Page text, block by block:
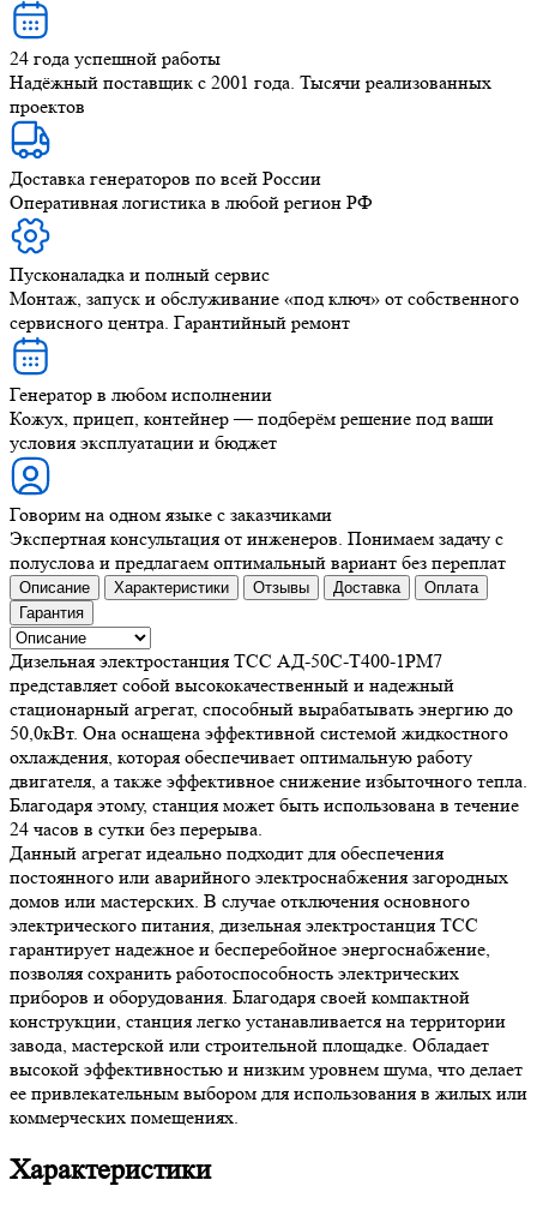
24 года успешной работы
Надёжный поставщик с 2001 года. Тысячи реализованных
проектов
Доставка генераторов по всей России
Оперативная логистика в любой регион РФ
Пусконаладка и полный сервис
Монтаж, запуск и обслуживание «под ключ» от собственного
сервисного центра. Гарантийный ремонт
Генератор в любом исполнении
Кожух, прицеп, контейнер — подберём решение под ваши
условия эксплуатации и бюджет
Говорим на одном языке с заказчиками
Экспертная консультация от инженеров. Понимаем задачу с
полуслова и предлагаем оптимальный вариант без переплат
Описание Характеристики Отзывы Доставка
Оплата
Гарантия
Дизельная электростанция ТСС АД-50С-Т400-1РМ7
представляет собой высококачественный и надежный
стационарный агрегат, способный вырабатывать энергию до
50,0кВт. Она оснащена эффективной системой жидкостного
охлаждения, которая обеспечивает оптимальную работу
двигателя, а также эффективное снижение избыточного тепла.
Благодаря этому, станция может быть использована в течение
24 часов в сутки без перерыва.
Данный агрегат идеально подходит для обеспечения
постоянного или аварийного электроснабжения загородных
домов или мастерских. В случае отключения основного
электрического питания, дизельная электростанция ТСС
гарантирует надежное и бесперебойное энергоснабжение,
позволяя сохранить работоспособность электрических
приборов и оборудования. Благодаря своей компактной
конструкции, станция легко устанавливается на территории
завода, мастерской или строительной площадке. Обладает
высокой эффективностью и низким уровнем шума, что делает
ее привлекательным выбором для использования в жилых или
коммерческих помещениях.
Характеристики